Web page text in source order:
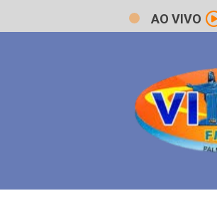
AO VIVO